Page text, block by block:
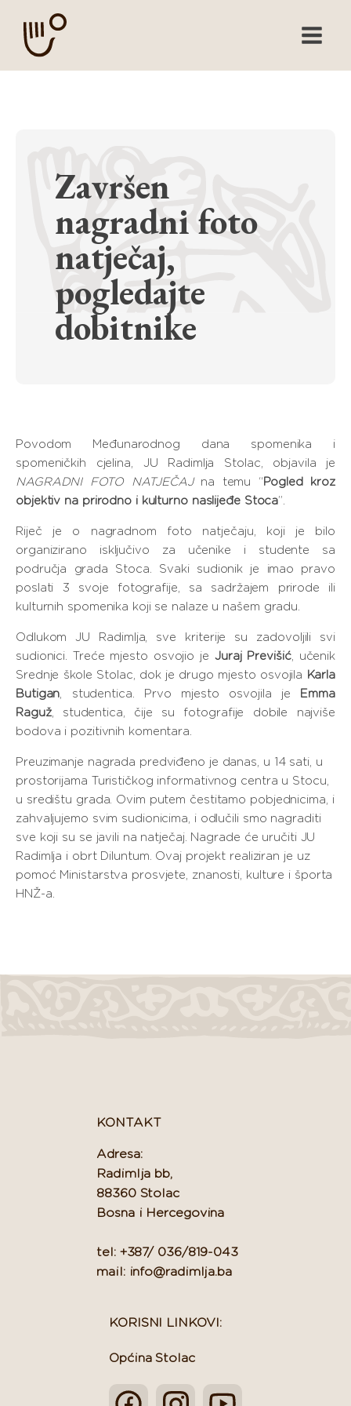
Završen
nagradni foto
natječaj,
pogledajte
dobitnike
Povodom Međunarodnog dana spomenika i
spomeničkih cjelina, JU Radimlja Stolac, objavila je
NAGRADNI FOTO NATJEČAJna temu “Pogled kroz
objektiv na prirodno i kulturno naslijeđe Stoca”.
Riječ je o nagradnom foto natječaju, koji je bilo
organizirano isključivo za učenike i studente sa
područja grada Stoca. Svaki sudionik je imao pravo
poslati 3 svoje fotografije, sa sadržajem prirode ili
kulturnih spomenika koji se nalaze u našem gradu.
Odlukom JU Radimlja, sve kriterije su zadovoljili svi
sudionici. Treće mjesto osvojio je Juraj Previšić, učenik
Srednje škole Stolac, dok je drugo mjesto osvojila Karla
Butigan, studentica. Prvo mjesto osvojila je Emma
Raguž, studentica, čije su fotografije dobile najviše
bodova i pozitivnih komentara.
Preuzimanje nagrada predviđeno je danas, u 14 sati, u
prostorijama Turističkog informativnog centra u Stocu,
u središtu grada. Ovim putem čestitamo pobjednicima, i
zahvaljujemo svim sudionicima, i odlučili smo nagraditi
sve koji su se javili na natječaj. Nagrade će uručiti JU
Radimlja i obrt Diluntum. Ovaj projekt realiziran je uz
pomoć Ministarstva prosvjete, znanosti, kulture i športa
HNŽ-a.
KONTAKT
Adresa:
Radimlja bb,
88360 Stolac
Bosna i Hercegovina
tel: +387/ 036/819-043
mail: info@radimlja.ba
KORISNI LINKOVI:
Općina Stolac